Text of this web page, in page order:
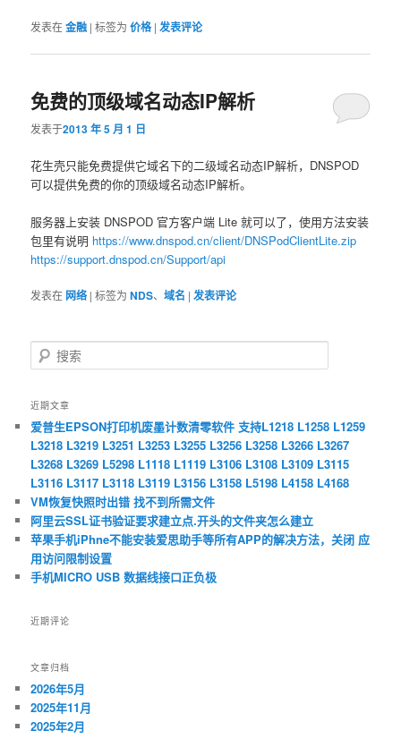
发表在金融 |标签为 价格 |发表评论
免费的顶级域名动态IP解析
发表于2013 年 5 月 1 日
花生壳只能免费提供它域名下的二级域名动态IP解析，DNSPOD
可以提供免费的你的顶级域名动态IP解析。
服务器上安装 DNSPOD 官方客户端 Lite 就可以了，使用方法安装
包里有说明 https://www.dnspod.cn/client/DNSPodClientLite.zip
https://support.dnspod.cn/Support/api
发表在 网络 |标签为 NDS、域名 |发表评论
搜
索
近期文章
爱普生EPSON打印机废墨计数清零软件 支持L1218 L1258 L1259
L3218 L3219 L3251 L3253 L3255 L3256 L3258 L3266 L3267
L3268 L3269 L5298 L1118 L1119 L3106 L3108 L3109 L3115
L3116 L3117 L3118 L3119 L3156 L3158 L5198 L4158 L4168
VM恢复快照时出错 找不到所需文件
阿里云SSL证书验证要求建立点.开头的文件夹怎么建立
苹果手机iPhne不能安装爱思助手等所有APP的解决方法，关闭 应
用访问限制设置
手机MICRO USB 数据线接口正负极
近期评论
文章归档
2026年5月
2025年11月
2025年2月